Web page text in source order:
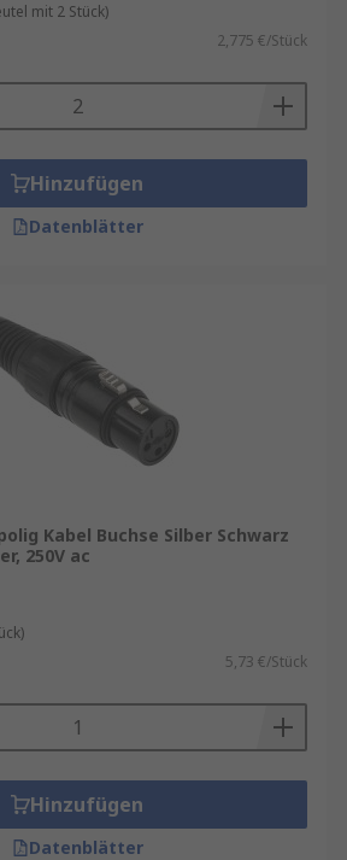
mit 2 Stück)
2,775 €/Stück
Hinzufügen
Datenblätter
Kabel Buchse Silber Schwarz
250V ac
5,73 €/Stück
Hinzufügen
Datenblätter